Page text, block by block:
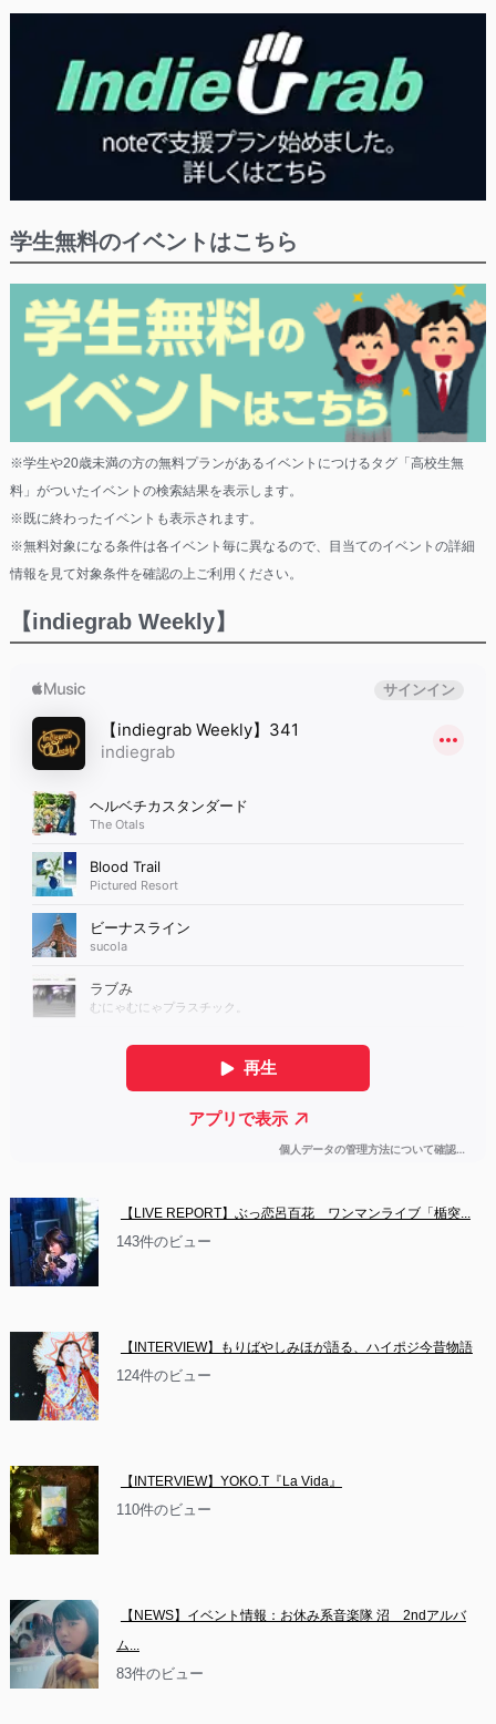
学生無料のイベントはこちら
※学生や20歳未満の方の無料プランがあるイベントにつけるタグ「高校生無
料」がついたイベントの検索結果を表示します。
※既に終わったイベントも表示されます。
※無料対象になる条件は各イベント毎に異なるので、目当てのイベントの詳細
情報を見て対象条件を確認の上ご利用ください。
【indiegrab Weekly】
【LIVE REPORT】ぶっ恋呂百花　ワンマンライブ「楯突...
143件のビュー
【INTERVIEW】もりばやしみほが語る、ハイポジ今昔物語
124件のビュー
【INTERVIEW】YOKO.T『La Vida』
110件のビュー
【NEWS】イベント情報：お休み系音楽隊 沼　2ndアルバ
ム...
83件のビュー